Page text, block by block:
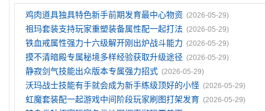
鸡肉道具独具特色新手前期发育最中心物资 (2026-05-29)
祖玛套装支持玩家重塑装备属性配一起打法 (2026-05-29)
铁血戒属性强力十六级解开刚出炉战斗能力 (2026-05-29)
摸不清暗殿专属秘境多样经验获取升级途径 (2026-05-29)
静寂剑气技能出众版本专属强力招式 (2026-05-29)
沃玛战士技能有手就会成为新手练级顶好的小怪 (2026-05-29)
虹魔套装配一起游戏中间阶段玩家刷图打架发育 (2026-05-29)